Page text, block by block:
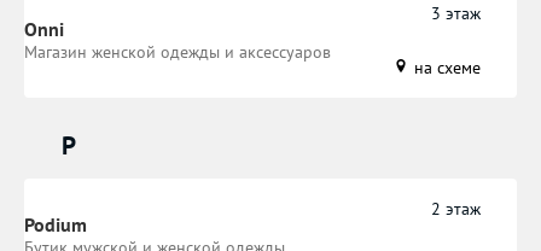
Onni
Магазин женской одежды и аксессуаров
3 этаж
на схеме
P
Podium
2 этаж